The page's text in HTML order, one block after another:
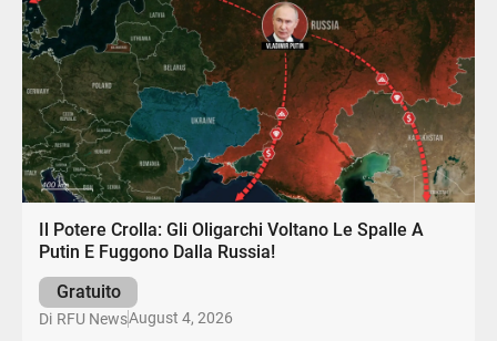
Il Potere Crolla: Gli Oligarchi Voltano Le Spalle A
Putin E Fuggono Dalla Russia!
Gratuito
Di RFU NewsAugust 4, 2026